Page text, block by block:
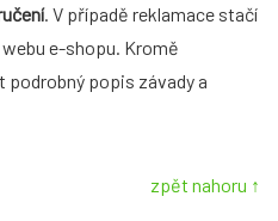
. V případě reklamace stačí
e-shopu. Kromě
podrobný popis závady a
zpět nahoru ↑